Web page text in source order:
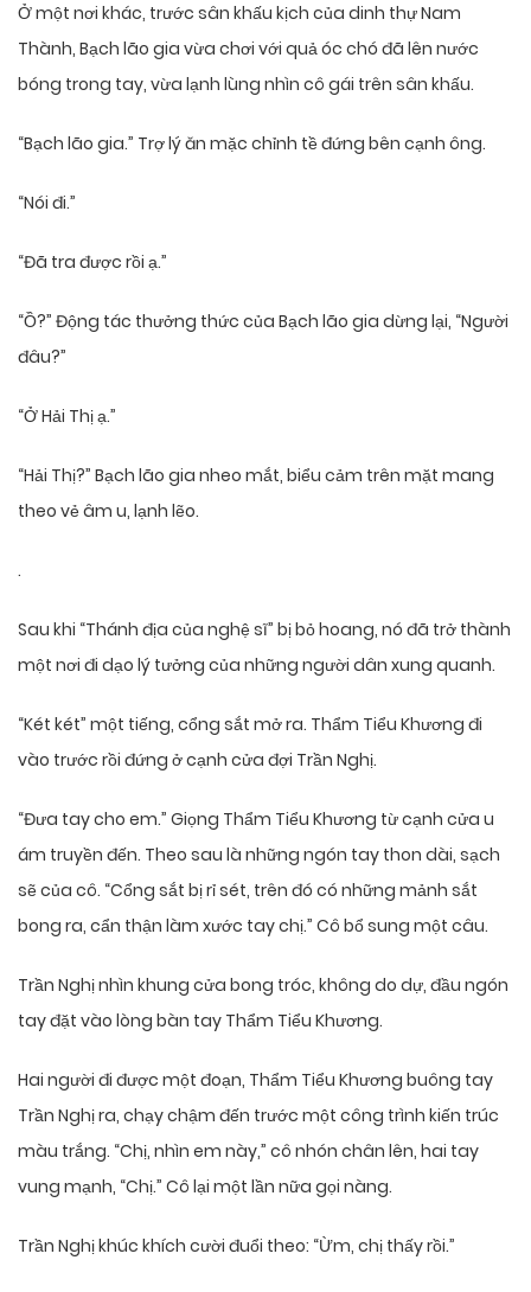
Ở một nơi khác, trước sân khấu kịch của dinh thự Nam
Thành, Bạch lão gia vừa chơi với quả óc chó đã lên nước
bóng trong tay, vừa lạnh lùng nhìn cô gái trên sân khấu.
“Bạch lão gia.” Trợ lý ăn mặc chỉnh tề đứng bên cạnh ông.
“Nói đi.”
“Đã tra được rồi ạ.”
“Ồ?” Động tác thưởng thức của Bạch lão gia dừng lại, “Người
đâu?”
“Ở Hải Thị ạ.”
“Hải Thị?” Bạch lão gia nheo mắt, biểu cảm trên mặt mang
theo vẻ âm u, lạnh lẽo.
.
Sau khi “Thánh địa của nghệ sĩ” bị bỏ hoang, nó đã trở thành
một nơi đi dạo lý tưởng của những người dân xung quanh.
“Két két” một tiếng, cổng sắt mở ra. Thẩm Tiểu Khương đi
vào trước rồi đứng ở cạnh cửa đợi Trần Nghị.
“Đưa tay cho em.” Giọng Thẩm Tiểu Khương từ cạnh cửa u
ám truyền đến. Theo sau là những ngón tay thon dài, sạch
sẽ của cô. “Cổng sắt bị rỉ sét, trên đó có những mảnh sắt
bong ra, cẩn thận làm xước tay chị.” Cô bổ sung một câu.
Trần Nghị nhìn khung cửa bong tróc, không do dự, đầu ngón
tay đặt vào lòng bàn tay Thẩm Tiểu Khương.
Hai người đi được một đoạn, Thẩm Tiểu Khương buông tay
Trần Nghị ra, chạy chậm đến trước một công trình kiến trúc
màu trắng. “Chị, nhìn em này,” cô nhón chân lên, hai tay
vung mạnh, “Chị.” Cô lại một lần nữa gọi nàng.
Trần Nghị khúc khích cười đuổi theo: “Ừm, chị thấy rồi.”